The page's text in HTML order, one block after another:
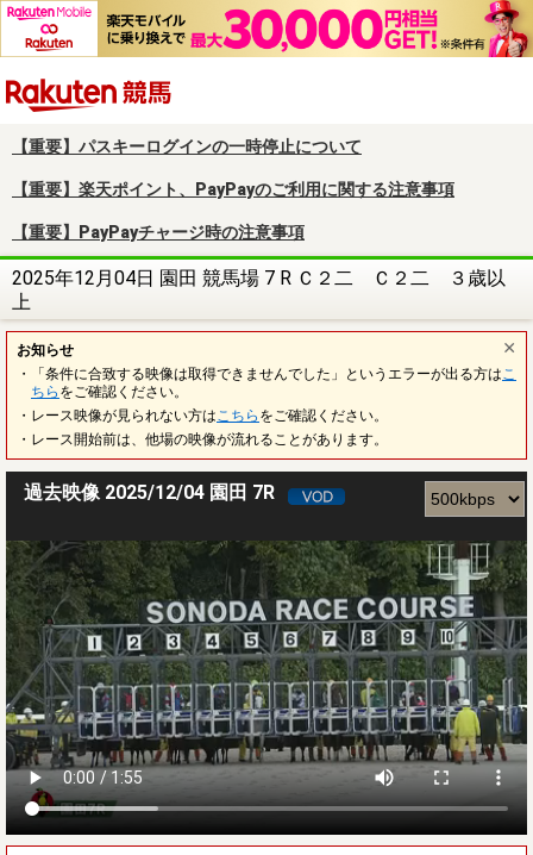
【重要】パスキーログインの一時停止について
【重要】楽天ポイント、PayPayのご利用に関する注意事項
【重要】PayPayチャージ時の注意事項
2025年12月04日 園田 競馬場 7 R Ｃ２二 Ｃ２二 ３歳以
上
お知らせ
・「条件に合致する映像は取得できませんでした」というエラーが出る方は こ
ちら をご確認ください。
・レース映像が見られない方は こちら をご確認ください。
・レース開始前は、他場の映像が流れることがあります。
過去映像 2025/12/04 園田 7R